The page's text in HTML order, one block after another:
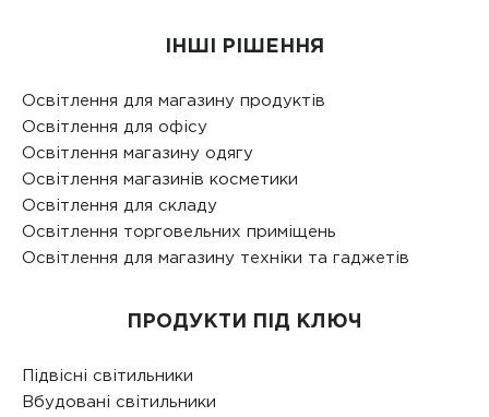
ІНШІ РІШЕННЯ
Освітлення для магазину продуктів
Освітлення для офісу
Освітлення магазину одягу
Освітлення магазинів косметики
Освітлення для складу
Освітлення торговельних приміщень
Освітлення для магазину техніки та гаджетів
ПРОДУКТИ ПІД КЛЮЧ
Підвісні світильники
Вбудовані світильники